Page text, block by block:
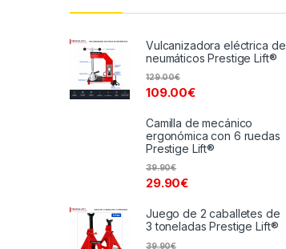
Vulcanizadora eléctrica de
neumáticos Prestige Lift®
109.00€
129.00€
Camilla de mecánico
ergonómica con 6 ruedas
Prestige Lift®
29.90€
39.90€
Juego de 2 caballetes de
3 toneladas Prestige Lift®
39.90€